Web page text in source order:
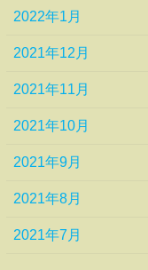
2022年1月
2021年12月
2021年11月
2021年10月
2021年9月
2021年8月
2021年7月